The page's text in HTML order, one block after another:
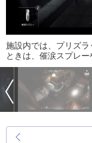
施設内では、プリズ
ときは、催涙スプレ